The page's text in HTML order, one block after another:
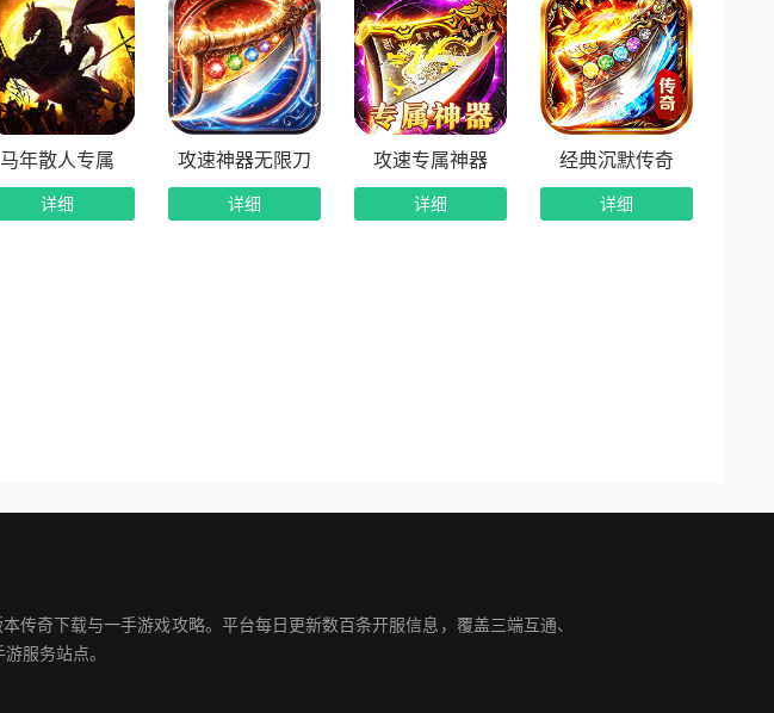
马年散人专属
详细
攻速神器无限刀
详细
攻速专属神器
详细
经典沉默传奇
详细
奇下载与一手游戏攻略。平台每日更新数百条开服信息，覆盖三端互通、
服务站点。